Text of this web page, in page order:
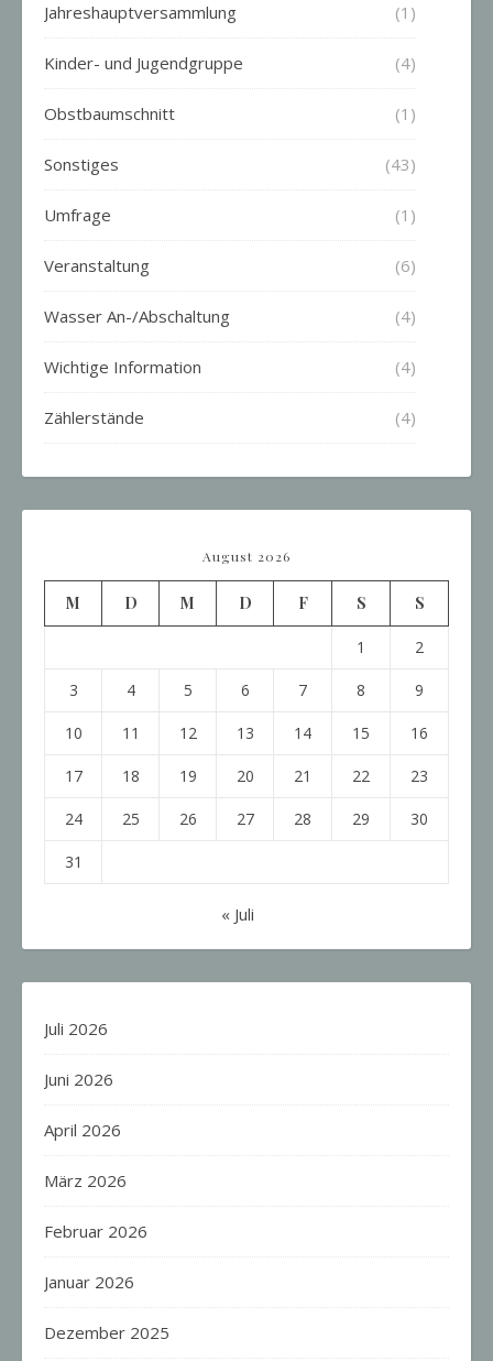
Jahreshauptversammlung (1)
Kinder- und Jugendgruppe (4)
Obstbaumschnitt (1)
Sonstiges (43)
Umfrage (1)
Veranstaltung (6)
Wasser An-/Abschaltung (4)
Wichtige Information (4)
Zählerstände (4)
August 2026
M D M D F S S
1 2
3 4 5 6 7 8 9
10 11 12 13 14 15 16
17 18 19 20 21 22 23
24 25 26 27 28 29 30
31
« Juli
Juli 2026
Juni 2026
April 2026
März 2026
Februar 2026
Januar 2026
Dezember 2025